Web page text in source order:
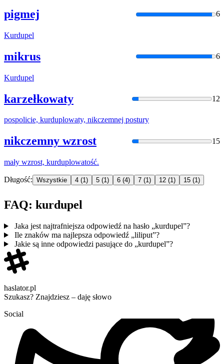
pigmej 6
Kurdupel
mikrus 6
Kurdupel
karzełkowaty 12
pospolicie, kurduplowaty, nikczemnej postury
nikczemny wzrost 15
mały wzrost, kurduplowatość.
Długość: Wszystkie 4 (1) 5 (1) 6 (4) 7 (1) 12 (1) 15 (1)
FAQ: kurdupel
Jaka jest najtrafniejsza odpowiedź na hasło „kurdupel”?
Ile znaków ma najlepsza odpowiedź „liliput”?
Jakie są inne odpowiedzi pasujące do „kurdupel”?
haslator.pl
Szukasz? Znajdziesz – daję słowo
Social